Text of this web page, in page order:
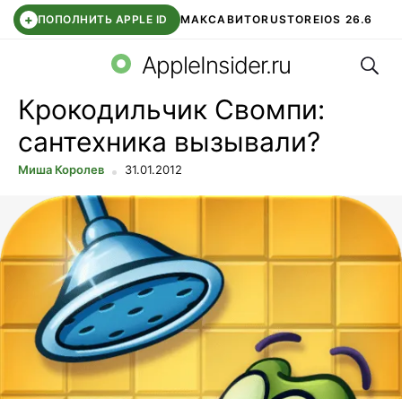
+ ПОПОЛНИТЬ APPLE ID МАКСАВИТОRUSTOREIOS 26.6
СБЕР КИДС ВТБ ОНЛАЙН ЧАТ В ROBLOX
AppleInsider.ru
Крокодильчик Свомпи:
сантехника вызывали?
Миша Королев 31.01.2012